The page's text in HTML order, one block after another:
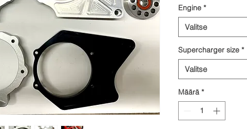
Engine *
Valitse
Supercharger size *
Valitse
Määrä *